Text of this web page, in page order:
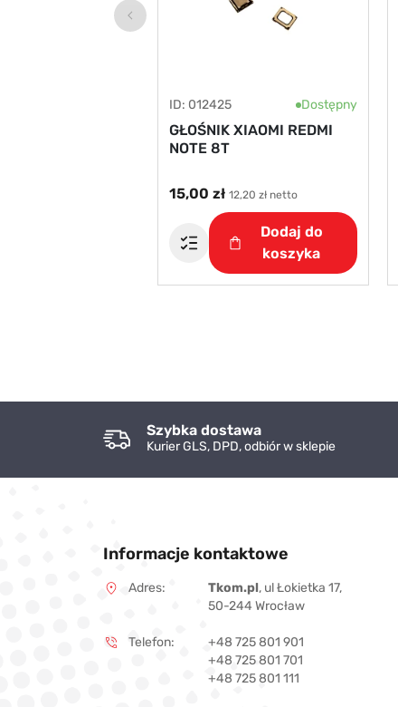
ID: 012425 Dostępny
GŁOŚNIK XIAOMI REDMI
NOTE 8T
15,00 zł 12,20 zł netto
Dodaj do
koszyka
Szybka dostawa
Kurier GLS, DPD, odbiór w sklepie
Informacje kontaktowe
Adres: Tkom.pl, ul Łokietka 17,
50-244 Wrocław
Telefon:
+48 725 801 901
+48 725 801 701
+48 725 801 111